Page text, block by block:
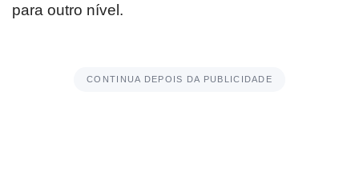
para outro nível.
CONTINUA DEPOIS DA PUBLICIDADE